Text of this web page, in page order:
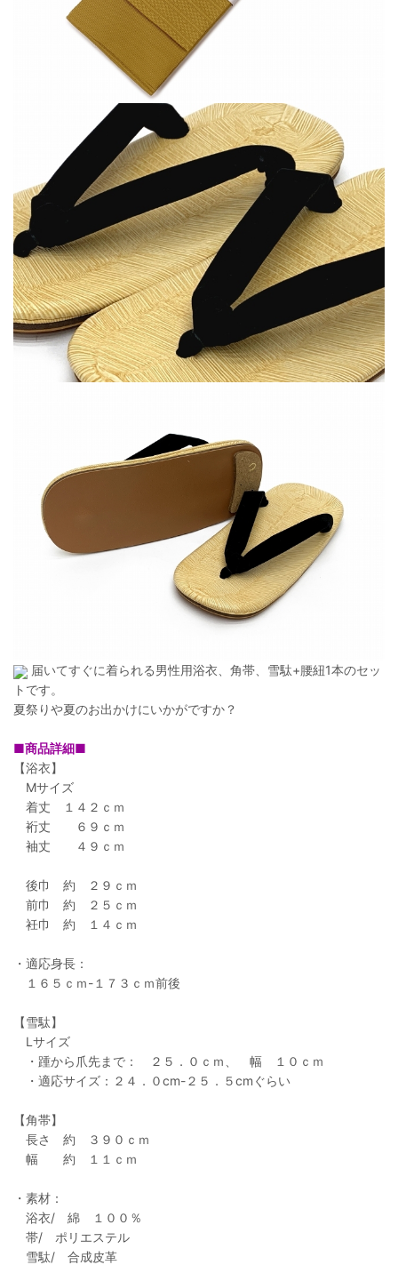
届いてすぐに着られる男性用浴衣、角帯、雪駄+腰紐1本のセッ
トです。
夏祭りや夏のお出かけにいかがですか？
■商品詳細■
【浴衣】
Mサイズ
着丈 １４２ｃｍ
裄丈 ６９ｃｍ
袖丈 ４９ｃｍ
後巾 約 ２９ｃｍ
前巾 約 ２５ｃｍ
衽巾 約 １４ｃｍ
・適応身長：
１６５ｃｍ-１７３ｃｍ前後
【雪駄】
Lサイズ
・踵から爪先まで： ２５．０ｃｍ、 幅 １０ｃｍ
・適応サイズ：２４．０cm-２５．５cmぐらい
【角帯】
長さ 約 ３９０ｃｍ
幅 約 １１ｃｍ
・素材：
浴衣/ 綿 １００％
帯/ ポリエステル
雪駄/ 合成皮革